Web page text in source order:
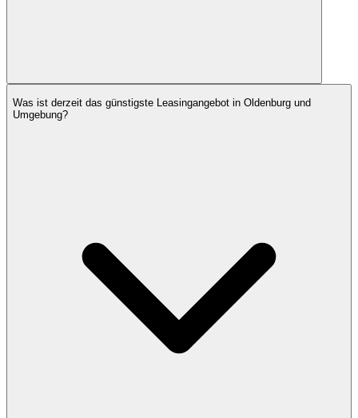
Was ist derzeit das günstigste Leasingangebot in Oldenburg und
Umgebung?